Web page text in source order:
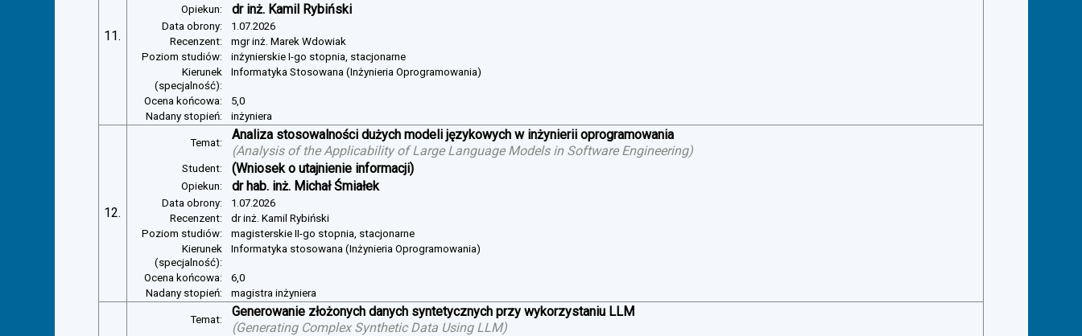
11.
Opiekun: dr inż. Kamil Rybiński
Data obrony:
1.07.2026
Recenzent:
mgr inż. Marek Wdowiak
Poziom studiów:
inżynierskie I-go stopnia, stacjonarne
Kierunek
(specjalność):
Informatyka Stosowana (Inżynieria Oprogramowania)
Ocena końcowa:
5,0
Nadany stopień:
inżyniera
12.
Temat:
Analiza stosowalności dużych modeli językowych w inżynierii oprogramowania
(Analysis of the Applicability of Large Language Models in Software Engineering)
Student: (Wniosek o utajnienie informacji)
Opiekun: dr hab. inż. Michał Śmiałek
Data obrony:
1.07.2026
Recenzent:
dr inż. Kamil Rybiński
Poziom studiów:
magisterskie II-go stopnia, stacjonarne
Kierunek
(specjalność):
Informatyka stosowana (Inżynieria Oprogramowania)
Ocena końcowa:
6,0
Nadany stopień:
magistra inżyniera
Temat:
Generowanie złożonych danych syntetycznych przy wykorzystaniu LLM
(Generating Complex Synthetic Data Using LLM)